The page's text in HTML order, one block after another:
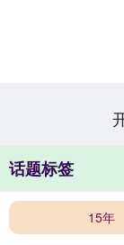
话题标签
15年